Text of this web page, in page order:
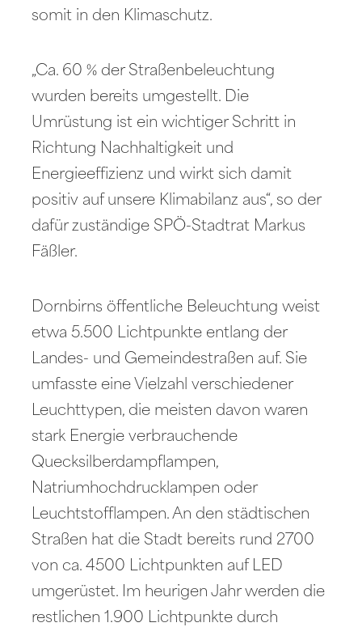
somit in den Klimaschutz.
„Ca. 60 % der Straßenbeleuchtung
wurden bereits umgestellt. Die
Umrüstung ist ein wichtiger Schritt in
Richtung Nachhaltigkeit und
Energieeffizienz und wirkt sich damit
positiv auf unsere Klimabilanz aus“, so der
dafür zuständige SPÖ-Stadtrat Markus
Fäßler.
Dornbirns öffentliche Beleuchtung weist
etwa 5.500 Lichtpunkte entlang der
Landes- und Gemeindestraßen auf. Sie
umfasste eine Vielzahl verschiedener
Leuchttypen, die meisten davon waren
stark Energie verbrauchende
Quecksilberdampflampen,
Natriumhochdrucklampen oder
Leuchtstofflampen. An den städtischen
Straßen hat die Stadt bereits rund 2700
von ca. 4500 Lichtpunkten auf LED
umgerüstet. Im heurigen Jahr werden die
restlichen 1.900 Lichtpunkte durch